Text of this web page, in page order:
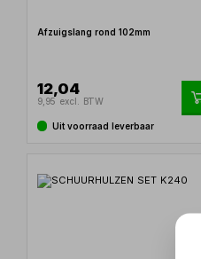
Afzuigslang rond 102mm
12,04
9,95 excl. BTW
Uit voorraad leverbaar